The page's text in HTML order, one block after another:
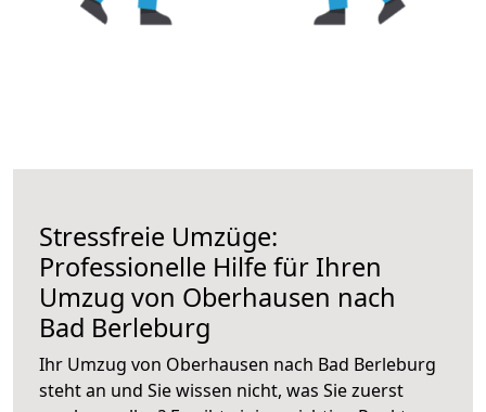
Stressfreie Umzüge:
Professionelle Hilfe für Ihren
Umzug von Oberhausen nach
Bad Berleburg
Ihr Umzug von Oberhausen nach Bad Berleburg
steht an und Sie wissen nicht, was Sie zuerst